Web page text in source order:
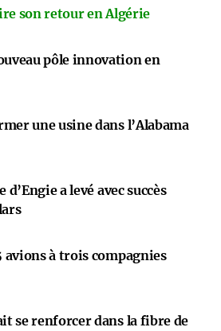
son retour en Algérie
pôle innovation en
une usine dans l’Alabama
a levé avec succès
avions à trois compagnies
se renforcer dans la fibre de